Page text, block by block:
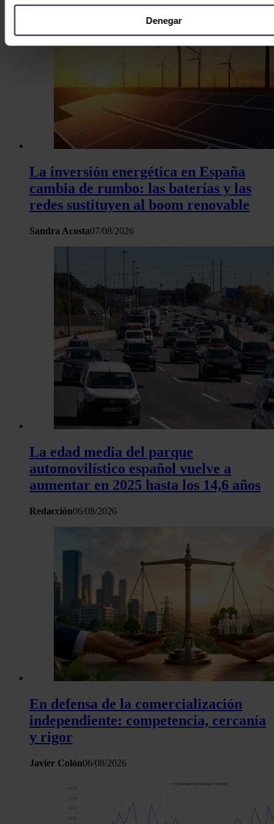
Recopilar información sobre su ubicación geográfica
puede tener una precisión de varios metros
Identificar su dispositivo analizándolo activamente
características específicas (huellas digitales)
Obtenga más información sobre cómo se procesan sus
Puede cambiar o retirar su consentimiento en cualquier
la Declaración de cookies.
Las cookies de este sitio web se usan para personalizar el
y los anuncios, ofrecer funciones de redes sociales y
tráfico. Además, compartimos información sobre el uso que
sitio web con nuestros partners de redes sociales,
análisis web, quienes pueden combinarla con otra
haya proporcionado o que hayan recopilado a partir del uso
hecho de sus servicios.
Denegar
La inversión energética en España
cambia de rumbo: las baterías y las
redes sustituyen al boom renovable
Sandra Acosta07/08/2026
La edad media del parque
automovilístico español vuelve a
aumentar en 2025 hasta los 14,6 años
Redacción06/08/2026
En defensa de la comercialización
independiente: competencia, cercanía
y rigor
Javier Colón06/08/2026